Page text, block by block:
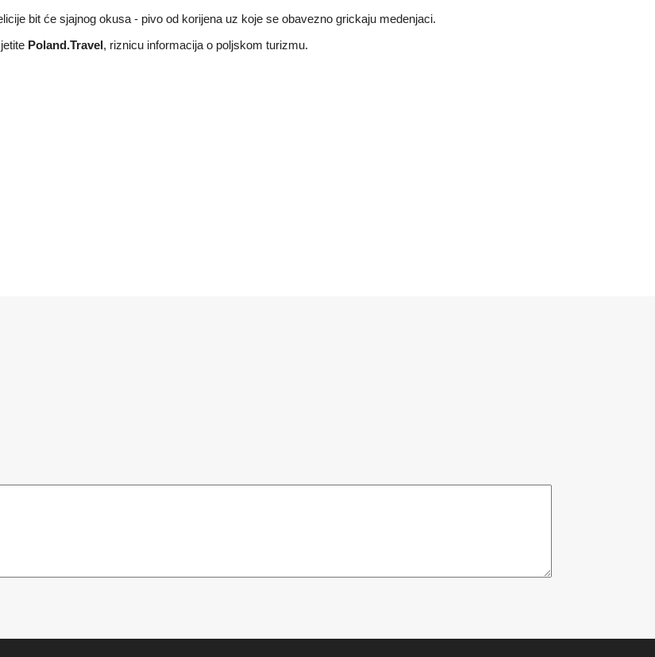
bit će sjajnog okusa - pivo od korijena uz koje se obavezno grickaju medenjaci.
Poland.Travel, riznicu informacija o poljskom turizmu.